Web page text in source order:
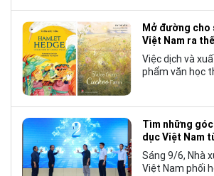
chương trẻ khi
tiêu thụ.
Mở đường cho
Việt Nam ra
Việc dịch và
phẩm văn học
tế, mà còn góp
câu chuyện
văn hóa Việt
Tìm những
dục Việt Nam
“Trang sách
Sáng 9/6, Nhà
Việt Nam phối